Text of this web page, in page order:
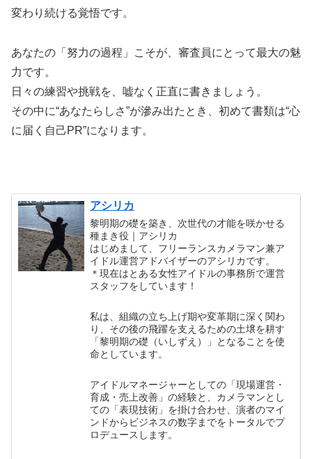
変わり続ける覚悟です。
あなたの「努力の過程」こそが、審査員にとって最大の魅
力です。
日々の練習や挑戦を、嘘なく正直に書きましょう。
その中に“あなたらしさ”が滲み出たとき、初めて書類は“心
に届く自己PR”になります。
アシリカ
黎明期の礎を築き、次世代の才能を咲かせる
種まき役｜アシリカ
はじめまして、フリーランスカメラマン兼ア
イドル運営アドバイザーのアシリカです。
＊現在はとある女性アイドルの事務所で運営
スタッフをしています！
私は、組織の立ち上げ期や変革期に深く関わ
り、その後の飛躍を支えるための土壌を耕す
「黎明期の礎（いしずえ）」となることを使
命としています。
アイドルマネージャーとしての「現場運営・
育成・売上改善」の経験と、カメラマンとし
ての「表現技術」を掛け合わせ、演者のマイ
ンドからビジネスの数字までをトータルでプ
ロデュースします。